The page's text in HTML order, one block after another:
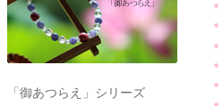
「御あつらえ」シリーズ